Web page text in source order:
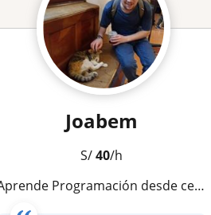
Joabem
S/40/h
Aprende Programación desde cero con Python, Java o C mediante clases prácticas y personalizadas para escuela, instituto o universidad